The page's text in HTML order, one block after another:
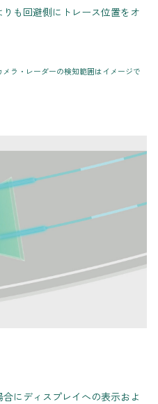
も回避側にトレース位置をオ
・レーダーの検知範囲はイメージで
にディスプレイへの表示およ